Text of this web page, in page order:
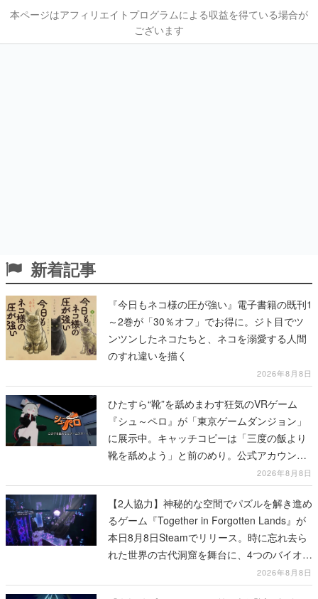
本ページはアフィリエイトプログラムによる収益を得ている場合が
ございます
新着記事
『今日もネコ様の圧が強い』電子書籍の既刊1
～2巻が「30％オフ」でお得に。ジト目でツ
ンツンしたネコたちと、ネコを溺愛する人間
のすれ違いを描く
2026年8月8日
ひたすら“靴”を舐めまわす狂気のVRゲーム
『シュ～ペロ』が「東京ゲームダンジョン」
に展示中。キャッチコピーは「三度の飯より
靴を舐めよう」と前のめり。公式アカウント
も開設され、2026年リリースに向けて開発中
2026年8月8日
【2人協力】神秘的な空間でパズルを解き進め
るゲーム『Together in Forgotten Lands』が
本日8月8日Steamでリリース。時に忘れ去ら
れた世界の古代洞窟を舞台に、4つのバイオー
2026年8月8日